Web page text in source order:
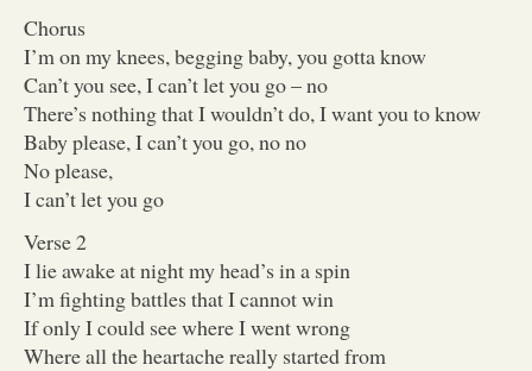
Chorus
I’m on my knees, begging baby, you gotta know
Can’t you see, I can’t let you go – no
There’s nothing that I wouldn’t do, I want you to know
Baby please, I can’t you go, no no
No please,
I can’t let you go
Verse 2
I lie awake at night my head’s in a spin
I’m fighting battles that I cannot win
If only I could see where I went wrong
Where all the heartache really started from